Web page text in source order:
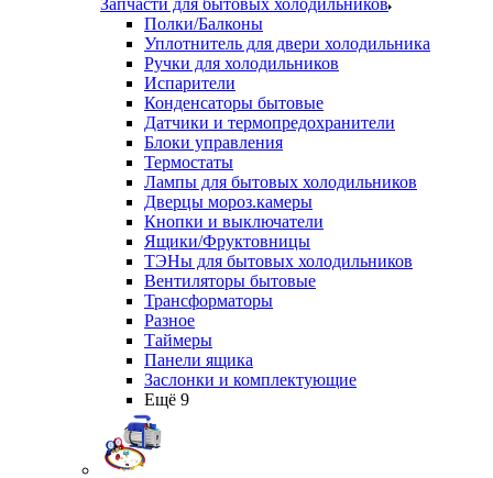
Запчасти для бытовых холодильников
Полки/Балконы
Уплотнитель для двери холодильника
Ручки для холодильников
Испарители
Конденсаторы бытовые
Датчики и термопредохранители
Блоки управления
Термостаты
Лампы для бытовых холодильников
Дверцы мороз.камеры
Кнопки и выключатели
Ящики/Фруктовницы
ТЭНы для бытовых холодильников
Вентиляторы бытовые
Трансформаторы
Разное
Таймеры
Панели ящика
Заслонки и комплектующие
Ещё 9